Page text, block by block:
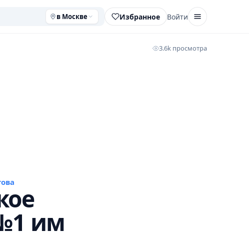
в Москве Избранное Войти
3.6k просмотра
им